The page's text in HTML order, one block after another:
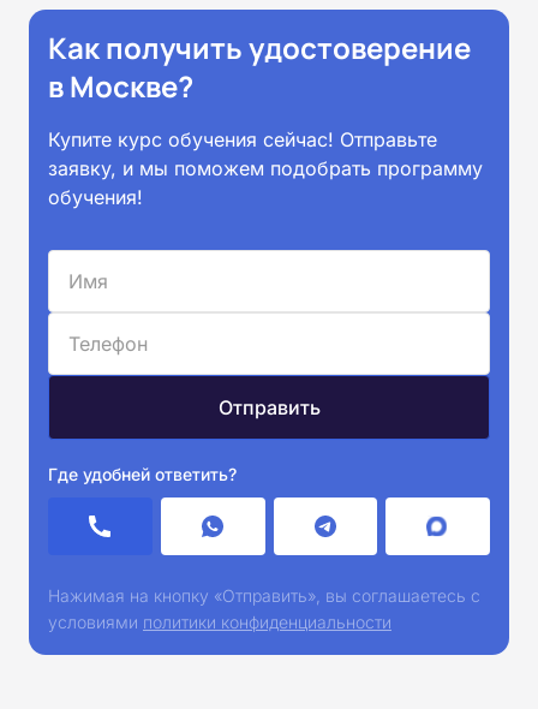
Как получить удостоверение
в Москве?
Купите курс обучения сейчас! Отправьте
заявку, и мы поможем подобрать программу
обучения!
Где удобней ответить?
Нажимая на кнопку «Отправить», вы соглашаетесь с
условиями политики конфиденциальности